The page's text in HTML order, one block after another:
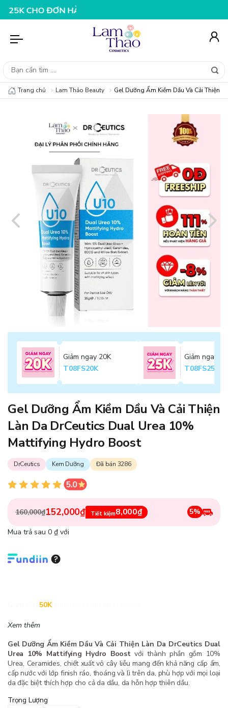
ĐƠN HÀNG 199K
Trang chủ Lam Thảo Beauty Gel Dưỡng Ẩm Kiềm Dầu Và Cải Thiện
Giảm ngay 20K
T08FS20K
Giảm ngay
T08FS25K
Gel Dưỡng Ẩm Kiềm Dầu Và Cải Thiện
Làn Da DrCeutics Dual Urea 10%
Mattifying Hydro Boost
DrCeutics Kem Dưỡng Đã bán 3286
160,000₫152,000₫ Tiết kiệm8,000₫ 5%
Mua trả sau 0 ₫ với
50K
Xem thêm
Gel Dưỡng Ẩm Kiềm Dầu Và Cải Thiện Làn Da DrCeutics Dual
Urea 10% Mattifying Hydro Boostvới thành phần gồm 10%
Urea, Ceramides, chiết xuất vỏ cây liễu mang đến khả năng cấp ẩm,
cấp nước với lớp finish ráo, thoáng và lì trên da, phù hợp với mọi loại
da đặc biệt thích hợp cho cả da dầu, da hỗn hợp thiên dầu.
Trọng Lượng